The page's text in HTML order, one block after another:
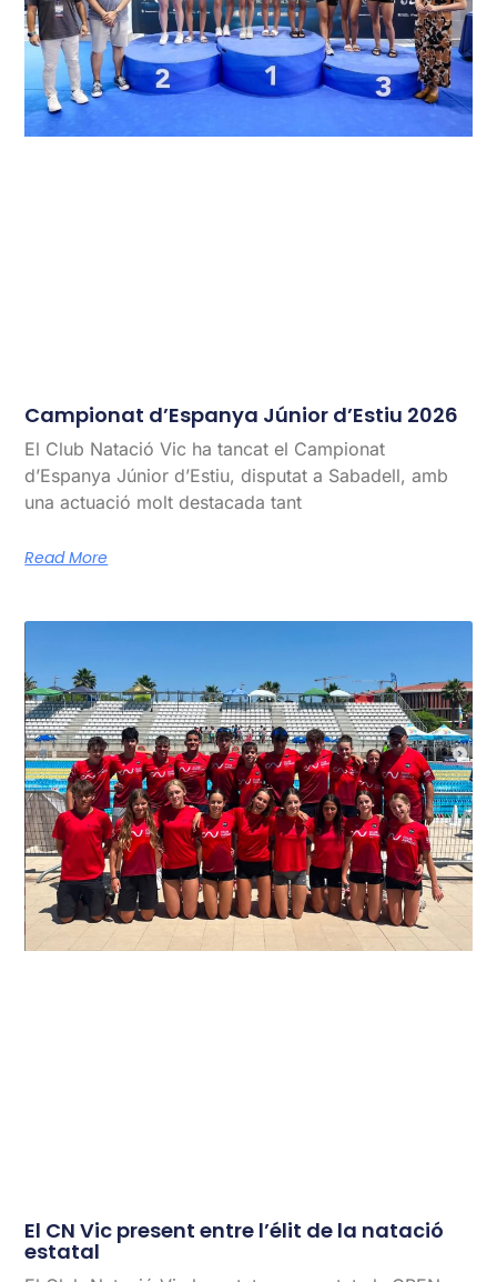
Campionat d’Espanya Júnior d’Estiu 2026
El Club Natació Vic ha tancat el Campionat
d’Espanya Júnior d’Estiu, disputat a Sabadell, amb
una actuació molt destacada tant
Read More
El CN Vic present entre l’élit de la natació
estatal